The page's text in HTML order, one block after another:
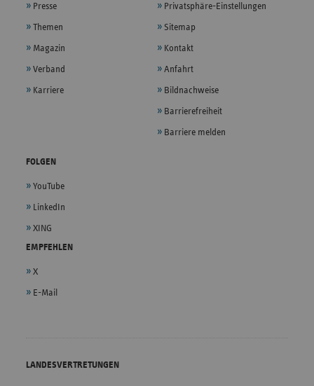
Presse
Themen
Magazin
Verband
Karriere
Privatsphäre-Einstellungen
Sitemap
Kontakt
Anfahrt
Bildnachweise
Barrierefreiheit
Barriere melden
FOLGEN
YouTube
LinkedIn
XING
EMPFEHLEN
X
E-Mail
LANDESVERTRETUNGEN